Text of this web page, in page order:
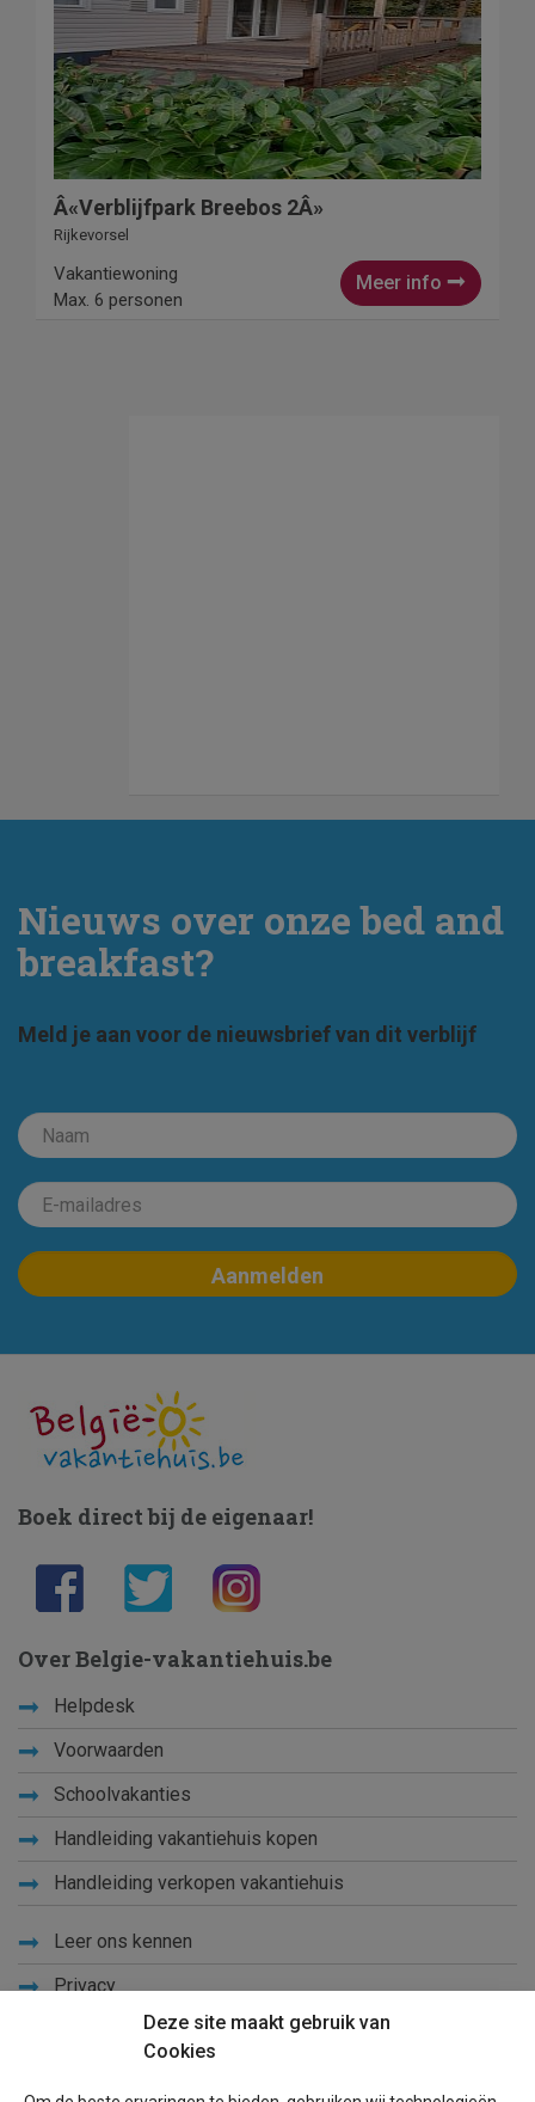
Â«Verblijfpark Breebos 2Â»
Rijkevorsel
Meer info
Vakantiewoning
Max. 6 personen
Nieuws over onze bed and
breakfast?
Meld je aan voor de nieuwsbrief van dit verblijf
Deze site maakt gebruik van
Cookies
Boek direct bij de eigenaar!
Over Belgie-vakantiehuis.be
Helpdesk
Voorwaarden
Schoolvakanties
Handleiding vakantiehuis kopen
Handleiding verkopen vakantiehuis
Leer ons kennen
Privacy